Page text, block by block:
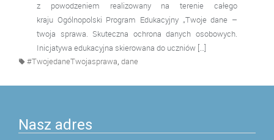
z powodzeniem realizowany na terenie całego
kraju Ogólnopolski Program Edukacyjny „Twoje dane –
twoja sprawa. Skuteczna ochrona danych osobowych.
Inicjatywa edukacyjna skierowana do uczniów […]
#TwojedaneTwojasprawa, dane
Nasz adres